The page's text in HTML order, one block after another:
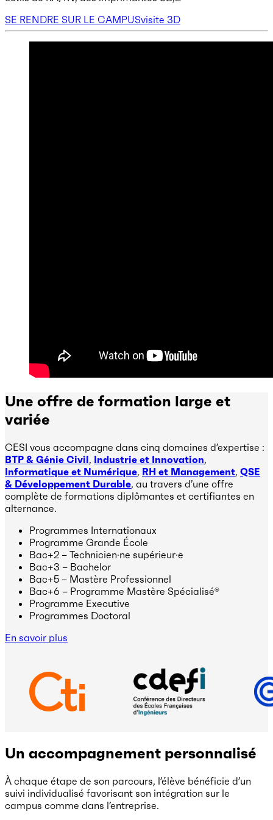
SE RENDRE SUR LE CAMPUSvisite 3D
Une offre de formation large et
variée
CESI vous accompagne dans cinq domaines d’expertise :
BTP & Génie Civil, Industrie et Innovation,
Informatique et Numérique, RH et Management, QSE
& Développement Durable, au travers d’une offre
complète de formations diplômantes et certifiantes en
alternance.
Programmes Internationaux
Programme Grande École
Bac+2 – Technicien·ne supérieur·e
Bac+3 – Bachelor
Bac+5 – Mastère Professionnel
Bac+6 – Programme Mastère Spécialisé®
Programme Executive
Programmes Doctoral
En savoir plus
Un accompagnement personnalisé
À chaque étape de son parcours, l’élève bénéficie d’un
suivi individualisé favorisant son intégration sur le
campus comme dans l’entreprise.